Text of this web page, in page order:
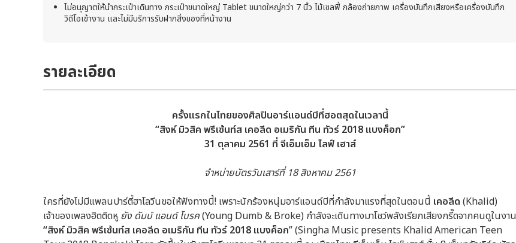
ไม่อนุญาตให้นำกระเป๋าเดินทาง กระเป๋าขนาดใหญ่ Tablet ขนาดใหญ่กว่า 7 นิ้ว ไม้เซลฟี่ กล้องถ่ายภาพ เครื่องบันทึกเสียงหรือเครื่องบันทึก
วิดีโอเข้างาน และไม่มีบริการรับฝากสิ่งของที่หน้างาน
รายละเอียด
ครั้งแรกในไทยของศิลปินอาร์แอนด์บีที่ฮอตสุดในเวลานี้
“สิงห์ มิวสิค พรีเซ้นท์ส เคอลีด อเมริกัน ทีน ทัวร์ 2018 แบงค็อก”
31 ตุลาคม 2561 ที่ จีเอ็มเอ็ม ไลฟ์ เฮาส์
จำหน่ายบัตรวันเสาร์ที่ 18 สิงหาคม 2561
ใครที่ยังไม่มีแพลนปาร์ตี้ฮาโลวีนขอให้ฟังทางนี้! เพราะนักร้องหนุ่มอาร์แอนด์บีที่กำลังมาแรงที่สุดในตอนนี้ เคอลีด (Khalid)
เจ้าของเพลงฮิตติดหู ยัง ดัมบ์ แอนด์ โบรค(Young Dumb & Broke) กำลังจะเดินทางมาโชว์พลังเรียกเสียงกรี๊ดจากคนดูในงาน
“สิงห์ มิวสิค พรีเซ้นท์ส เคอลีด อเมริกัน ทีน ทัวร์ 2018 แบงค็อก” (Singha Music presents Khalid American Teen